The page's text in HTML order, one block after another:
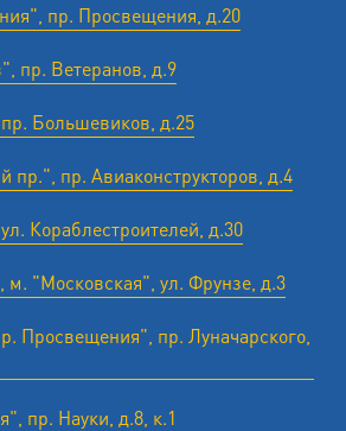
пр. Просвещения, д.20
пр. Ветеранов, д.9
Большевиков, д.25
пр.", пр. Авиаконструкторов, д.4
Кораблестроителей, д.30
"Московская", ул. Фрунзе, д.3
Просвещения", пр. Луначарского,
пр. Науки, д.8, к.1